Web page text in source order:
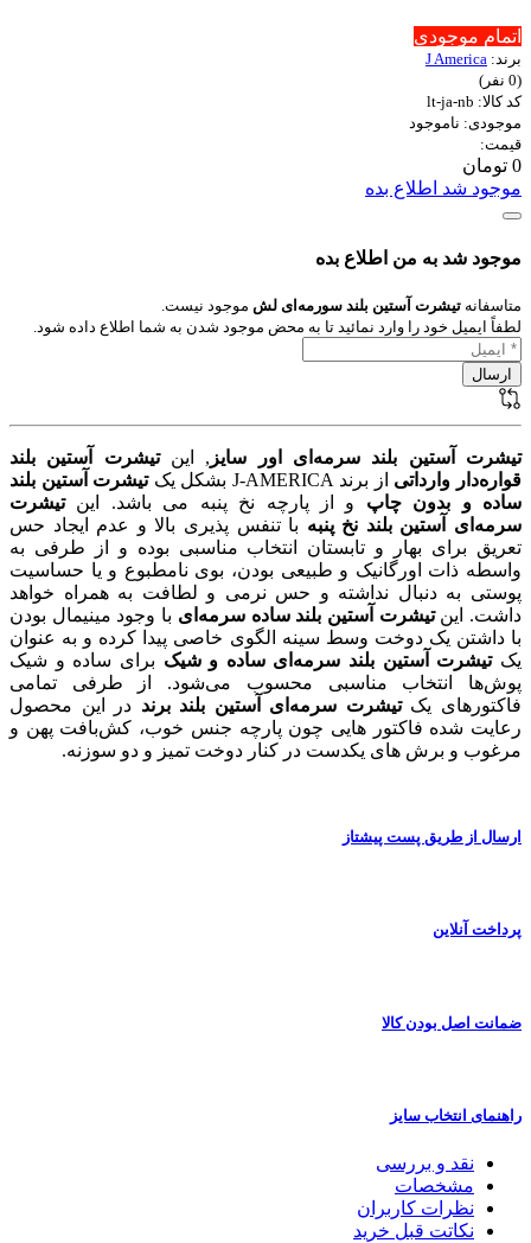
اتمام موجودی
برند: J America
(0 نفر)
کد کالا: lt-ja-nb
موجودی: ناموجود
قیمت:
0 تومان
موجود شد اطلاع بده
موجود شد به من اطلاع بده
متاسفانه تیشرت آستین بلند سورمه‌ای لش موجود نیست.
لطفاً ایمیل خود را وارد نمائید تا به محض موجود شدن به شما اطلاع داده شود.
تیشرت آستین بلند سرمه‌ای اور سایز , اینتیشرت آستین بلند
قواره‌دار وارداتی از برند J-AMERICA بشکل یک
تیشرت آستین بلند
ساده و بدون چاپ و از پارچه نخ پنبه می باشد. اینتیشرت
سرمه‌ای آستین بلند نخ پنبه با تنفس پذیری بالا و عدم ایجاد حس
تعریق برای بهار و تابستان انتخاب مناسبی بوده و از طرفی به
واسطه ذات اورگانیک و طبیعی بودن، بوی نامطبوع و یا حساسیت
پوستی به دنبال نداشته و حس نرمی و لطافت به همراه خواهد
داشت. اینتیشرت آستین بلند ساده سرمه‌ای با وجود مینیمال بودن
با داشتن یک دوخت وسط سینه الگوی خاصی پیدا کرده و به عنوان
یکتیشرت آستین بلند سرمه‌ای ساده و شیک برای ساده و شیک
پوش‌ها انتخاب مناسبی محسوب می‌شود. از طرفی تمامی
فاکتور‌های یکتیشرت سرمه‌ای آستین بلند برند در این محصول
رعایت شده فاکتور هایی چون پارچه جنس خوب، کش‌بافت پهن و
مرغوب و برش های یکدست در کنار دوخت تمیز و دو سوزنه.
ارسال از طریق پست پیشتاز
پرداخت آنلاین
ضمانت اصل بودن کالا
راهنمای انتخاب سایز
نقد و بررسی
مشخصات
نظرات کاربران
نکاتت قبل خرید